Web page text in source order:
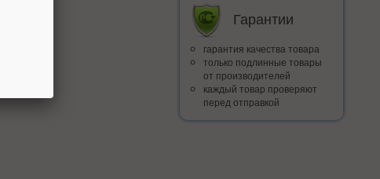
Гарантии
гарантия качества товара
только подлинные товары
от производителей
каждый товар проверяют
перед отправкой